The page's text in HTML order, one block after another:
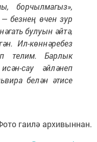
борчылмагыз»,
безнең өчен зур
булуын әйтә,
Ил-көннәребез
телим. Барлык
сау әйләнеп
белән әтисе
гаилә архивыннан.